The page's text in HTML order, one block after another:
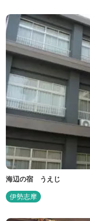
海辺の宿 うえじ
伊勢志摩